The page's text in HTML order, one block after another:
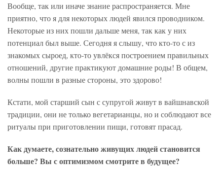
Вообще, так или иначе знание распространяется. Мне
приятно, что я для некоторых людей явился проводником.
Некоторые из них пошли дальше меня, так как у них
потенциал был выше. Сегодня я слышу, что кто-то с из
знакомых сыроед, кто-то увлёкся построением правильных
отношений, другие практикуют домашние роды! В общем,
волны пошли в разные стороны, это здорово!
Кстати, мой старший сын с супругой живут в вайшнавской
традиции, они не только вегетарианцы, но и соблюдают все
ритуалы при приготовлении пищи, готовят прасад.
Как думаете, сознательно живущих людей становится
больше? Вы с оптимизмом смотрите в будущее?